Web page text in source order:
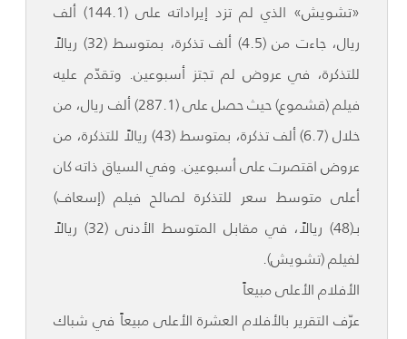
«تشويش» الذي لم تزد إيراداته على (144.1) ألف
ريال، جاءت من (4.5) ألف تذكرة، بمتوسط (32) ريالاً
للتذكرة، في عروض لم تجتز أسبوعين. وتقدّم عليه
فيلم (قشموع) حيث حصل على (287.1) ألف ريال، من
خلال (6.7) ألف تذكرة، بمتوسط (43) ريالاً للتذكرة، من
عروض اقتصرت على أسبوعين. وفي السياق ذاته كان
أعلى متوسط سعر للتذكرة لصالح فيلم (إسعاف)
بـ(48) ريالاً، في مقابل المتوسط الأدنى (32) ريالاً
لفيلم (تشويش).
الأفلام الأعلى مبيعاً
عرّف التقرير بالأفلام العشرة الأعلى مبيعاً في شباك